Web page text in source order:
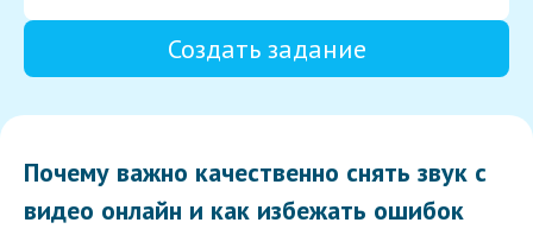
Создать задание
Почему важно качественно снять звук с
видео онлайн и как избежать ошибок